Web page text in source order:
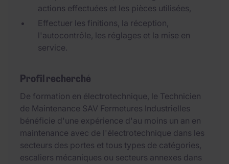
actions effectuées et les pièces utilisées,
Effectuer les finitions, la réception,
l'autocontrôle, les réglages et la mise en
service.
Profil recherché
De formation en électrotechnique, le Technicien
de Maintenance SAV Fermetures Industrielles
bénéficie d'une expérience d'au moins un an en
maintenance avec de l'électrotechnique dans les
secteurs des portes et tous types de catégories,
escaliers mécaniques ou secteurs annexes dans